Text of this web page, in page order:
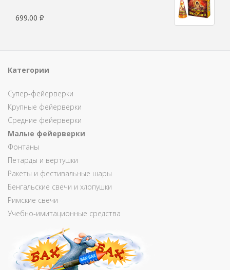
699.00 Р
Категории
Супер-фейерверки
Крупные фейерверки
Средние фейерверки
Малые фейерверки
Фонтаны
Петарды и вертушки
Ракеты и фестивальные шары
Бенгальские свечи и хлопушки
Римские свечи
Учебно-имитационные средства